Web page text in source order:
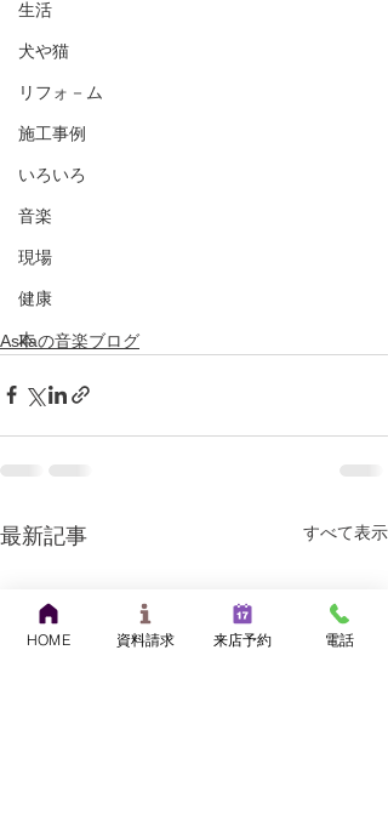
生活
犬や猫
リフォ－ム
施工事例
いろいろ
音楽
現場
健康
本
Askaの音楽ブログ
最新記事 すべて表示
HOME 資料請求 来店予約 電話